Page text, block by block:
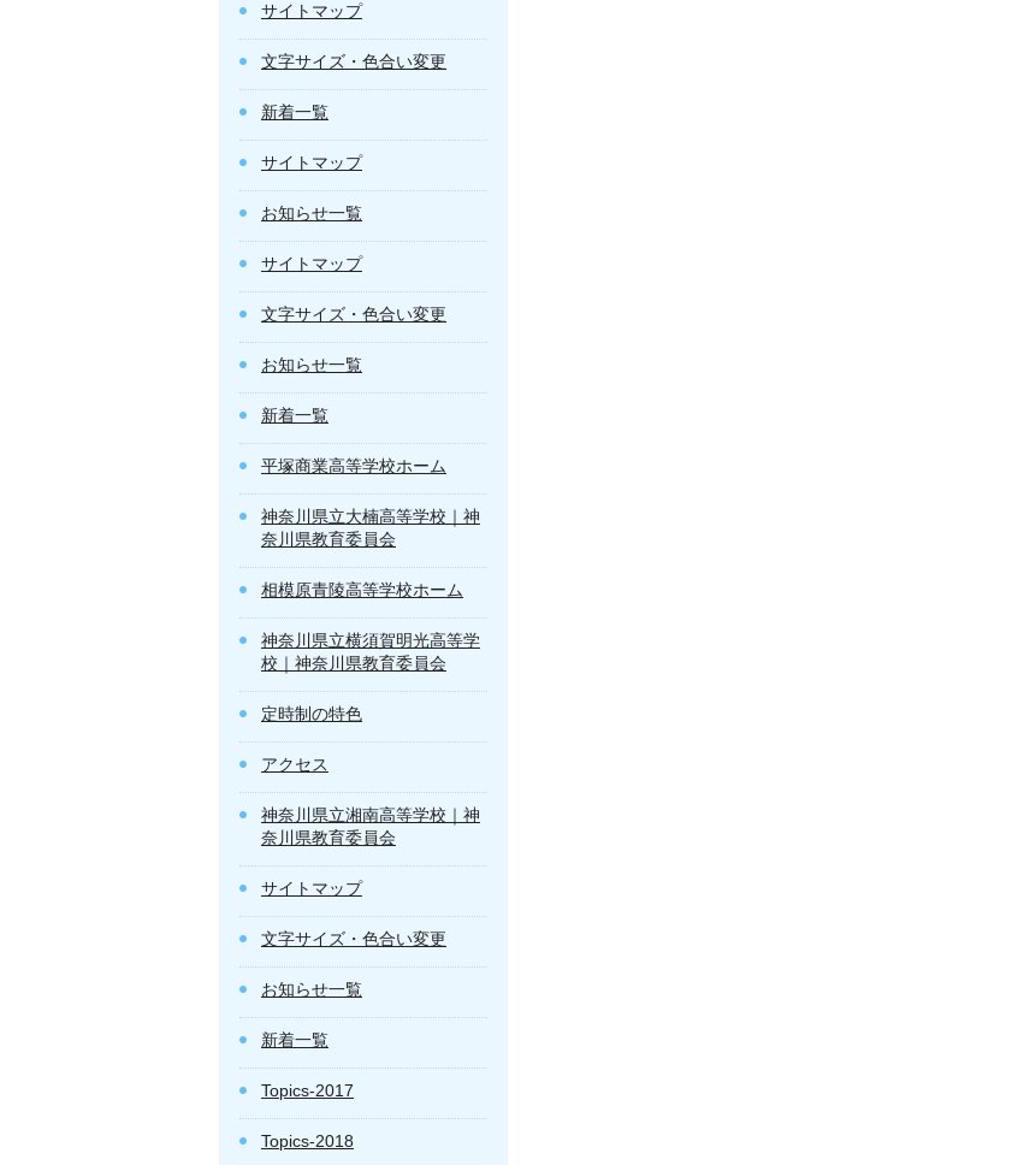
サイトマップ
文字サイズ・色合い変更
新着一覧
サイトマップ
お知らせ一覧
サイトマップ
文字サイズ・色合い変更
お知らせ一覧
新着一覧
平塚商業高等学校ホーム
神奈川県立大楠高等学校｜神
奈川県教育委員会
相模原青陵高等学校ホーム
神奈川県立横須賀明光高等学
校｜神奈川県教育委員会
定時制の特色
アクセス
神奈川県立湘南高等学校｜神
奈川県教育委員会
サイトマップ
文字サイズ・色合い変更
お知らせ一覧
新着一覧
Topics-2017
Topics-2018